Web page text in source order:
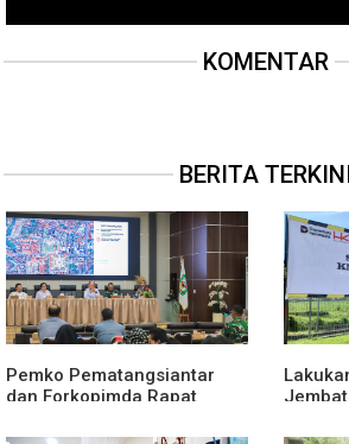
KOMENTAR
BERITA
Pemko Pematangsiantar
dan Forkopimda Rapat
Peringatan HUT ke-81